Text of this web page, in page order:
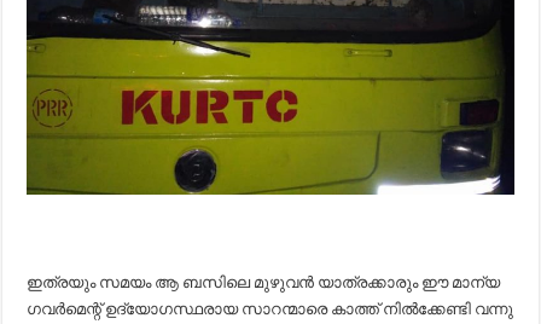
ഇത്രയും സമയം ആ ബസിലെ മുഴുവൻ യാത്രക്കാരും ഈ മാന്യ
ഗവർമെന്റ് ഉദ്യോഗസ്ഥരായ സാറന്മാരെ കാത്ത് നില്‍ക്കേണ്ടി വന്നു